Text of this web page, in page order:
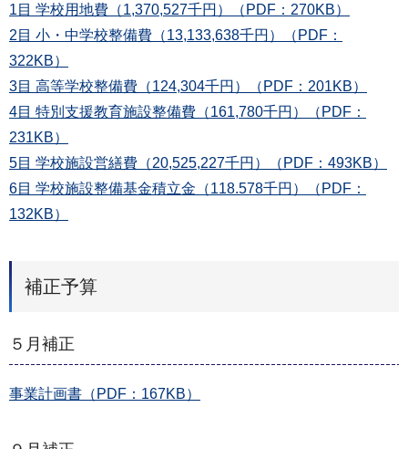
1目 学校用地費（1,370,527千円）（PDF：270KB）
2目 小・中学校整備費（13,133,638千円）（PDF：
322KB）
3目 高等学校整備費（124,304千円）（PDF：201KB）
4目 特別支援教育施設整備費（161,780千円）（PDF：
231KB）
5目 学校施設営繕費（20,525,227千円）（PDF：493KB）
6目 学校施設整備基金積立金（118.578千円）（PDF：
132KB）
補正予算
５月補正
事業計画書（PDF：167KB）